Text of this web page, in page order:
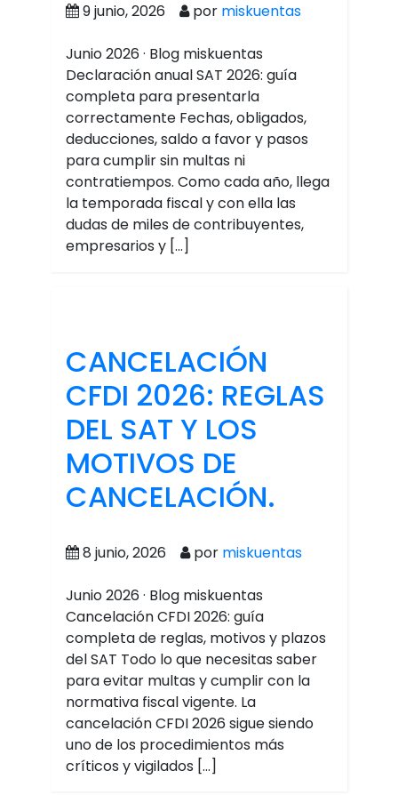
9 junio, 2026 por miskuentas
Junio 2026 · Blog miskuentas
Declaración anual SAT 2026: guía
completa para presentarla
correctamente Fechas, obligados,
deducciones, saldo a favor y pasos
para cumplir sin multas ni
contratiempos. Como cada año, llega
la temporada fiscal y con ella las
dudas de miles de contribuyentes,
empresarios y […]
CANCELACIÓN
CFDI 2026: REGLAS
DEL SAT Y LOS
MOTIVOS DE
CANCELACIÓN.
8 junio, 2026 por miskuentas
Junio 2026 · Blog miskuentas
Cancelación CFDI 2026: guía
completa de reglas, motivos y plazos
del SAT Todo lo que necesitas saber
para evitar multas y cumplir con la
normativa fiscal vigente. La
cancelación CFDI 2026 sigue siendo
uno de los procedimientos más
críticos y vigilados […]